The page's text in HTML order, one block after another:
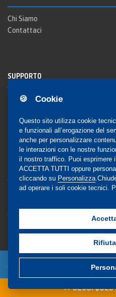
🍪 Cookie
Questo sito utilizza cookie
e funzionali all’erogazione del
anche per personalizzare
le interazioni con le nostre
il nostro traffico. Puoi esprimere
ACCETTA TUTTI oppure
cliccando su Personalizza
ad operare i soli cookie tecnici.
SEGUI
Chi Siamo
Contattaci
SUPPORTO
Registrazione al sito
Notifica
COMMUNITY
Blog e Canali social
Gestione Consensi
© Copyright 2024 - EdiSES
09029561215